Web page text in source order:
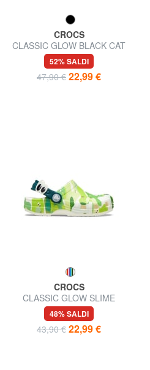
CROCS
CLASSIC GLOW BLACK CAT
CLOG T Ciabatta sabot
52% SALDI
47,90 € 22,99 €
CROCS
CLASSIC GLOW SLIME
MONSTERSCGT Ciabatta
sabot
48% SALDI
43,90 € 22,99 €